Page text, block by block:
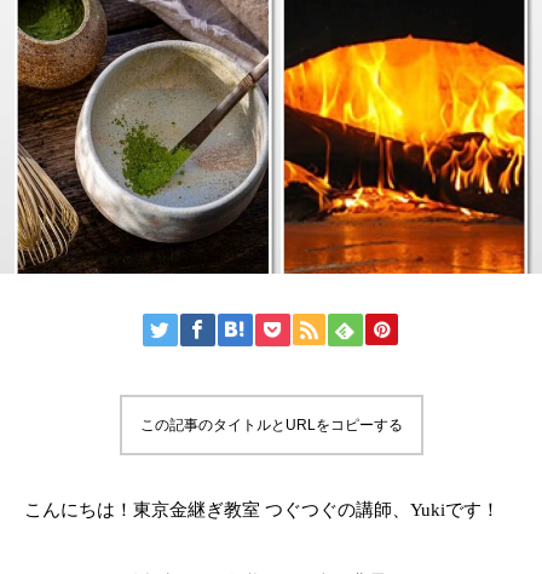
この記事のタイトルとURLをコピーする
こんにちは！東京金継ぎ教室 つぐつぐの講師、Yukiです！